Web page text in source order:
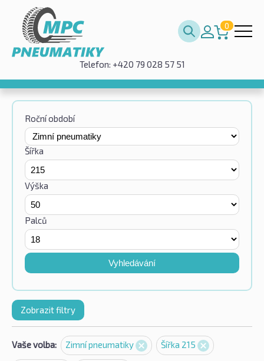
0
Telefon: +420 79 028 57 51
Roční období
Šířka
Výška
Palců
Vyhledávání
Zobrazit filtry
Vaše volba: Zimní pneumatiky Šířka 215